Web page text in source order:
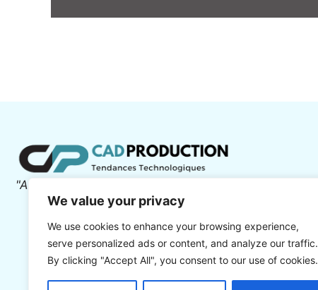
We value your privacy
We use cookies to enhance your browsing experience,
serve personalized ads or content, and analyze our traffic.
By clicking "Accept All", you consent to our use of cookies.
"Actualités Tech : IA, digital, Marketing"